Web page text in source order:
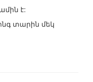
է:
տարին մեկ